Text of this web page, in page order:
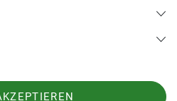
e.V.